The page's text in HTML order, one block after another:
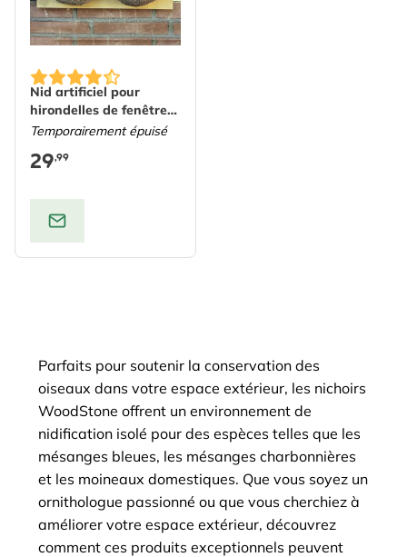
Nid artificiel pour
hirondelles de fenêtre
double
Temporairement épuisé
29,99
Parfaits pour soutenir la conservation des
oiseaux dans votre espace extérieur, les nichoirs
WoodStone offrent un environnement de
nidification isolé pour des espèces telles que les
mésanges bleues, les mésanges charbonnières
et les moineaux domestiques. Que vous soyez un
ornithologue passionné ou que vous cherchiez à
améliorer votre espace extérieur, découvrez
comment ces produits exceptionnels peuvent